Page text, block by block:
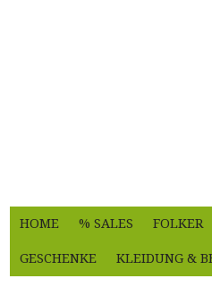
HOME % SALES FOLKER
GESCHENKE KLEIDUNG &